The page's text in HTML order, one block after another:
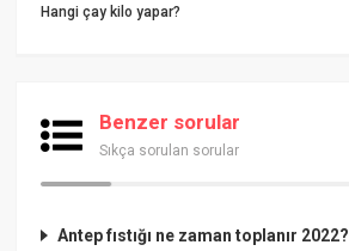
Hangi çay kilo yapar?
Benzer sorular
Sıkça sorulan sorular
Antep fıstığı ne zaman toplanır 2022?